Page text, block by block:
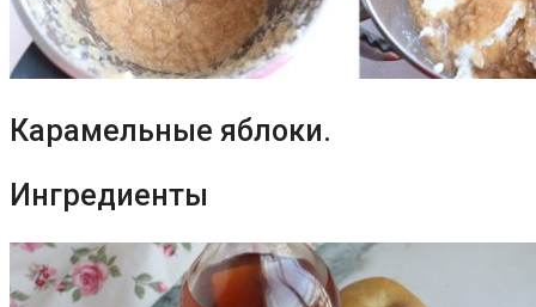
Карамельные яблоки.
Ингредиенты